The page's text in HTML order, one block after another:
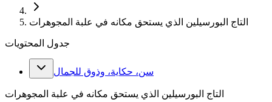
التاج البورسيلين الذي يستحق مكانه في علبة المجوهرات
جدول المحتويات
سن، حكاية، وذوق للجمال
التاج البورسيلين الذي يستحق مكانه في علبة المجوهرات